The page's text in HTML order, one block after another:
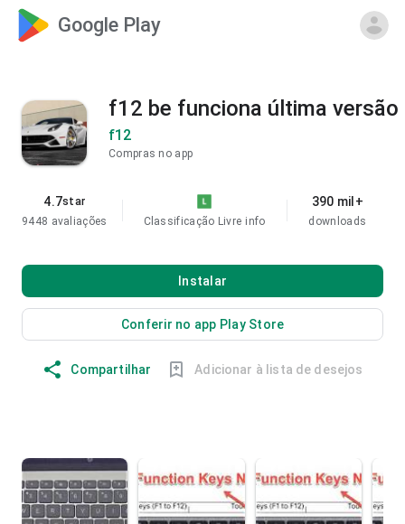
Google Play
f12 be funciona última versão
f12
Compras no app
4.7star
9448 avaliações
Classificação Livre info
390 mil+
downloads
Instalar
Conferir no app Play Store
Compartilhar Adicionar à lista de desejos